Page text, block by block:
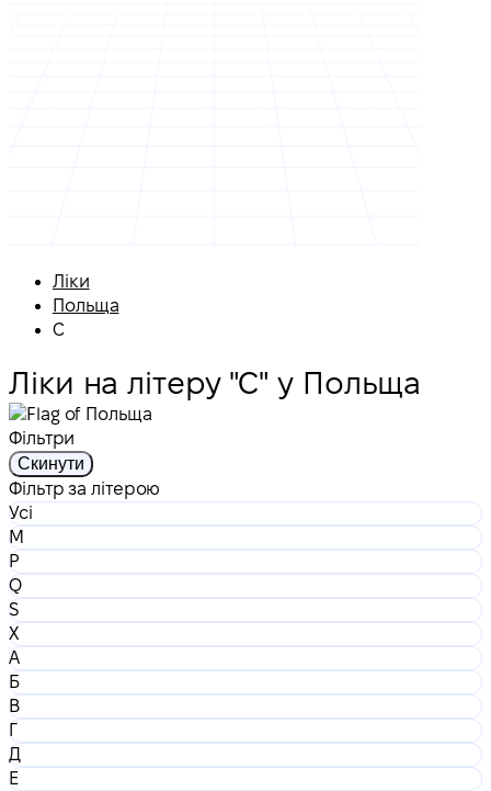
Ліки
Польща
С
Ліки на літеру "С" у Польща
Фільтри
Скинути
Фільтр за літерою
Усі
M
P
Q
S
X
А
Б
В
Г
Д
Е